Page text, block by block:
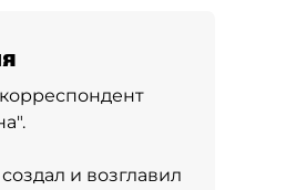
корреспондент
создал и возглавил